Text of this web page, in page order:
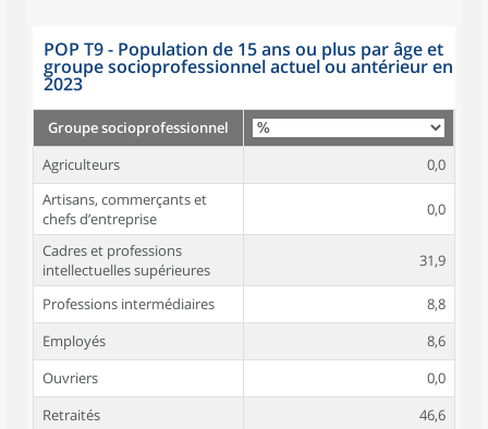
POP T9 - Population de 15 ans ou plus par âge et
groupe socioprofessionnel actuel ou antérieur en
2023
Groupe socioprofessionnel
Agriculteurs
0,0
Artisans, commerçants et
chefs d’entreprise
0,0
Cadres et professions
intellectuelles supérieures
31,9
Professions intermédiaires
8,8
Employés
8,6
Ouvriers
0,0
Retraités
46,6